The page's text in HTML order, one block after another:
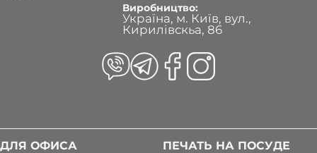
Виробництво:
Україна, м. Київ, вул.,
Кирилівскьа, 86
ДЛЯ ОФИСА ПЕЧАТЬ НА ПОСУДЕ